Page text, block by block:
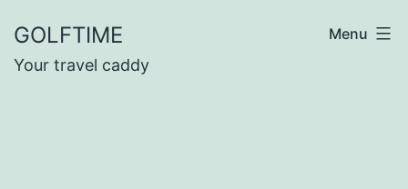
naar
de
GOLFTIME
Your travel caddy
Menu